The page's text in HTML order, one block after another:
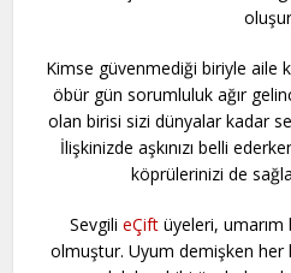
Kimse güvenmediği biriyle aile
öbür gün sorumluluk ağır
olan birisi sizi dünyalar kadar
İlişkinizde aşkınızı belli
köprülerinizi de
Sevgili eÇiftüyeleri, umarım
olmuştur. Uyum demişken her